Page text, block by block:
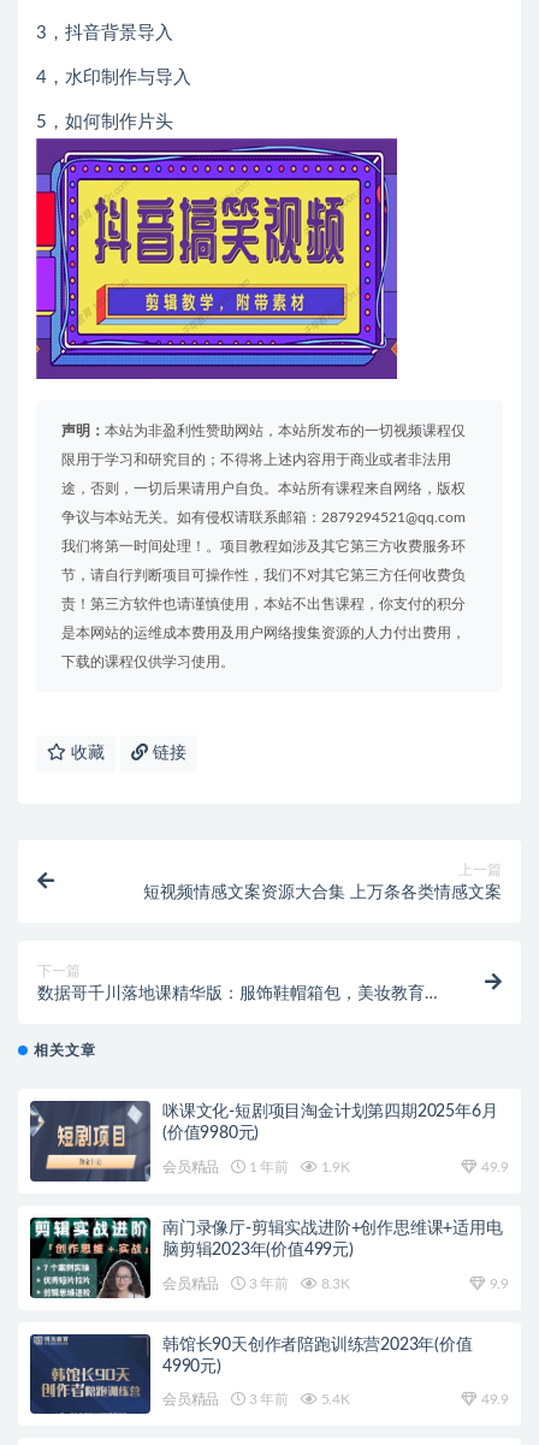
3，抖音背景导入
4，水印制作与导入
5，如何制作片头
声明： 本站为非盈利性赞助网站，本站所发布的一切视频课程仅
限用于学习和研究目的；不得将上述内容用于商业或者非法用
途，否则，一切后果请用户自负。本站所有课程来自网络，版权
争议与本站无关。如有侵权请联系邮箱：2879294521@qq.com
我们将第一时间处理！。项目教程如涉及其它第三方收费服务环
节，请自行判断项目可操作性，我们不对其它第三方任何收费负
责！第三方软件也请谨慎使用，本站不出售课程，你支付的积分
是本网站的运维成本费用及用户网络搜集资源的人力付出费用，
下载的课程仅供学习使用。
收藏 链接
上一篇
短视频情感文案资源大合集 上万条各类情感文案
下一篇
数据哥千川落地课精华版：服饰鞋帽箱包，美妆教育
相关文章
咪课文化-短剧项目淘金计划第四期2025年6月
(价值9980元)
会员精品 1 年前 1.9K 49.9
南门录像厅-剪辑实战进阶+创作思维课+适用电
脑剪辑2023年(价值499元)
会员精品 3 年前 8.3K 9.9
韩馆长90天创作者陪跑训练营2023年(价值
4990元)
会员精品 3 年前 5.4K 49.9